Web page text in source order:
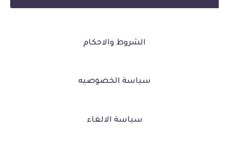
الشروط والاحكام
سياسة الخصوصيه
سياسة الالغاء